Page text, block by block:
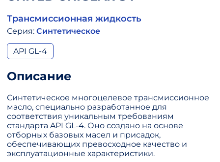
Трансмиссионная жидкость
Серия:Синтетическое
API GL-4
Описание
Синтетическое многоцелевое трансмиссионное
масло, специально разработанное для
соответствия уникальным требованиям
стандарта API GL-4. Оно создано на основе
отборных базовых масел и присадок,
обеспечивающих превосходное качество и
эксплуатационные характеристики.